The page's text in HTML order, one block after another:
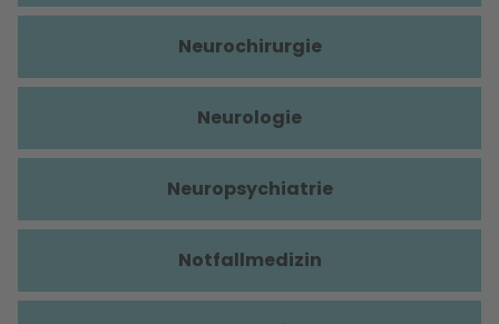
Neurochirurgie
Neurologie
Neuropsychiatrie
Notfallmedizin